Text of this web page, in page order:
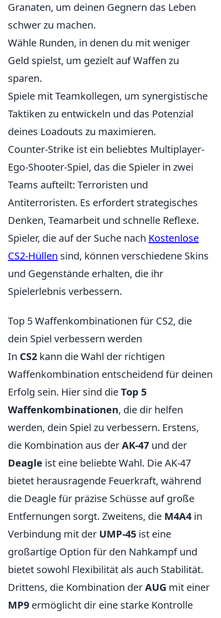
Granaten, um deinen Gegnern das Leben
schwer zu machen.
Wähle Runden, in denen du mit weniger
Geld spielst, um gezielt auf Waffen zu
sparen.
Spiele mit Teamkollegen, um synergistische
Taktiken zu entwickeln und das Potenzial
deines Loadouts zu maximieren.
Counter-Strike ist ein beliebtes Multiplayer-
Ego-Shooter-Spiel, das die Spieler in zwei
Teams aufteilt: Terroristen und
Antiterroristen. Es erfordert strategisches
Denken, Teamarbeit und schnelle Reflexe.
Spieler, die auf der Suche nach Kostenlose
CS2-Hüllen sind, können verschiedene Skins
und Gegenstände erhalten, die ihr
Spielerlebnis verbessern.
Top 5 Waffenkombinationen für CS2, die
dein Spiel verbessern werden
In CS2 kann die Wahl der richtigen
Waffenkombination entscheidend für deinen
Erfolg sein. Hier sind dieTop 5
Waffenkombinationen, die dir helfen
werden, dein Spiel zu verbessern. Erstens,
die Kombination aus derAK-47 und der
Deagle ist eine beliebte Wahl. Die AK-47
bietet herausragende Feuerkraft, während
die Deagle für präzise Schüsse auf große
Entfernungen sorgt. Zweitens, die M4A4 in
Verbindung mit der UMP-45 ist eine
großartige Option für den Nahkampf und
bietet sowohl Flexibilität als auch Stabilität.
Drittens, die Kombination derAUG mit einer
MP9 ermöglicht dir eine starke Kontrolle